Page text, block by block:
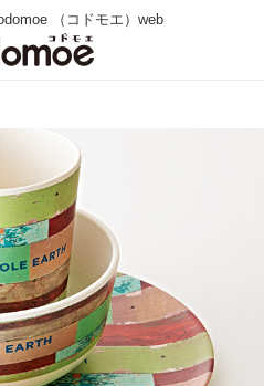
（コドモエ）web